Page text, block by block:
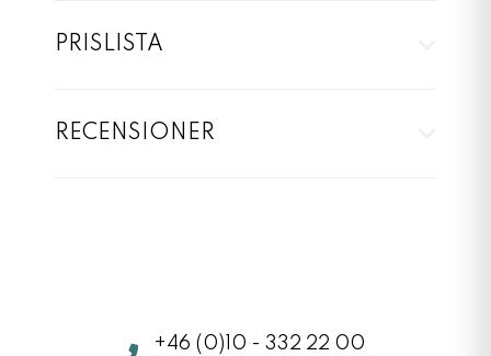
PRISLISTA
RECENSIONER
+46 (0)10 - 332 22 00